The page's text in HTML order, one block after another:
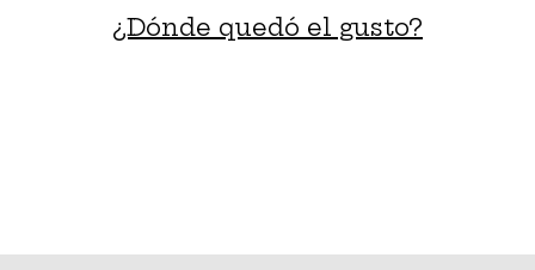
¿Dónde quedó el gusto?